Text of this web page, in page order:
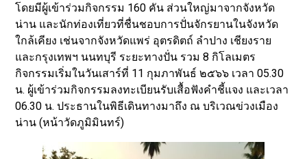
โดยมีผู้เข้าร่วมกิจกรรม 160 คัน ส่วนใหญ่มาจากจังหวัด
น่าน และนักท่องเที่ยวที่ชื่นชอบการปั่นจักรยานในจังหวัด
ใกล้เคียง เช่นจากจังหวัดแพร่ อุตรดิตถ์ ลำปาง เชียงราย
และกรุงเทพฯ นนทบุรี ระยะทางปั่น รวม 8 กิโลเมตร
กิจกรรมเริ่มในวันเสาร์ที่ 11 กุมภาพันธ์ ๒๕๖๖ เวลา 05.30
น. ผู้เข้าร่วมกิจกรรมลงทะเบียนรับเสื้อฟังคำชี้แจง และเวลา
06.30 น. ประธานในพิธีเดินทางมาถึง ณ บริเวณข่วงเมือง
น่าน (หน้าวัดภูมิมินทร์)